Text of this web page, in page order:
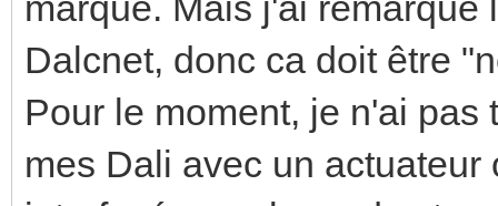
Dalcnet, donc ca doit être
Pour le moment, je n'ai
mes Dali avec un